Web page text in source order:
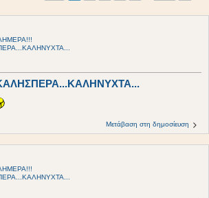
Μετάβαση στη δημοσίευση